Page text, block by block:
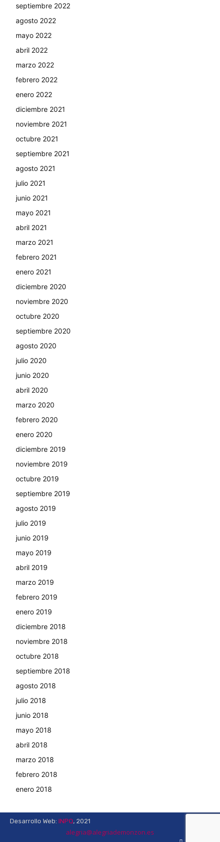
septiembre 2022
agosto 2022
mayo 2022
abril 2022
marzo 2022
febrero 2022
enero 2022
diciembre 2021
noviembre 2021
octubre 2021
septiembre 2021
agosto 2021
julio 2021
junio 2021
mayo 2021
abril 2021
marzo 2021
febrero 2021
enero 2021
diciembre 2020
noviembre 2020
octubre 2020
septiembre 2020
agosto 2020
julio 2020
junio 2020
abril 2020
marzo 2020
febrero 2020
enero 2020
diciembre 2019
noviembre 2019
octubre 2019
septiembre 2019
agosto 2019
julio 2019
junio 2019
mayo 2019
abril 2019
marzo 2019
febrero 2019
enero 2019
diciembre 2018
noviembre 2018
octubre 2018
septiembre 2018
agosto 2018
julio 2018
junio 2018
mayo 2018
abril 2018
marzo 2018
febrero 2018
enero 2018
Desarrollo Web: INPQ, 2021
alegria@alegriademonzon.es